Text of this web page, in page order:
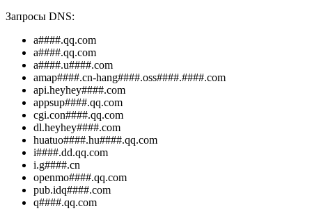
Запросы DNS:
a####.qq.com
a####.qq.com
a####.u####.com
amap####.cn-hang####.oss####.####.com
api.heyhey####.com
appsup####.qq.com
cgi.con####.qq.com
dl.heyhey####.com
huatuo####.hu####.qq.com
i####.dd.qq.com
i.g####.cn
openmo####.qq.com
pub.idq####.com
q####.qq.com